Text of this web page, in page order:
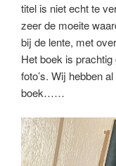
titel is niet echt te
zeer de moeite
bij de lente, met
Het boek is
foto’s. Wij hebben
boek……